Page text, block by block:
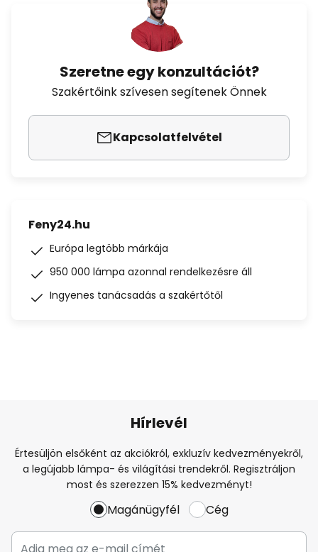
Szeretne egy konzultációt?
Szakértőink szívesen segítenek Önnek
Kapcsolatfelvétel
Feny24.hu
Európa legtöbb márkája
950 000 lámpa azonnal rendelkezésre áll
Ingyenes tanácsadás a szakértőtől
Hírlevél
Értesüljön elsőként az akciókról, exkluzív kedvezményekről,
a legújabb lámpa- és világítási trendekről. Regisztráljon
most és szerezzen 15% kedvezményt!
Magánügyfél Cég